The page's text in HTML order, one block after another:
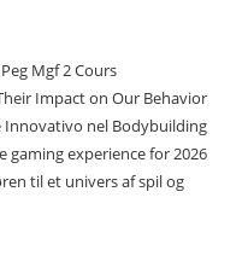
Mgf 2 Cours
Impact on Our Behavior
Innovativo nel Bodybuilding
gaming experience for 2026
til et univers af spil og